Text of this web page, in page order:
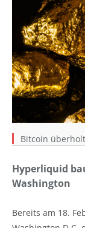
Bitcoin
Hyperliquid
Washington
Bereits am 18.